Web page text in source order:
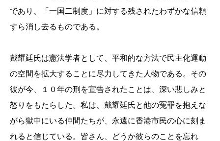
であり、「一国二制度」に対する残されたわずかな信頼
すら消し去るものである。
戴耀廷氏は憲法学者として、平和的な方法で民主化運動
の空間を拡大することに尽力してきた人物である。その
彼が今、１０年の刑を宣告されたことは、深い悲しみと
怒りをもたらした。私は、戴耀廷氏と他の冤罪を抱えな
がら獄中にいる仲間たちが、永遠に香港市民の心に刻ま
れると信じている。皆さん、どうか彼らのことを忘れ